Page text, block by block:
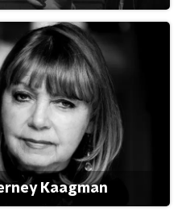
Kaagman